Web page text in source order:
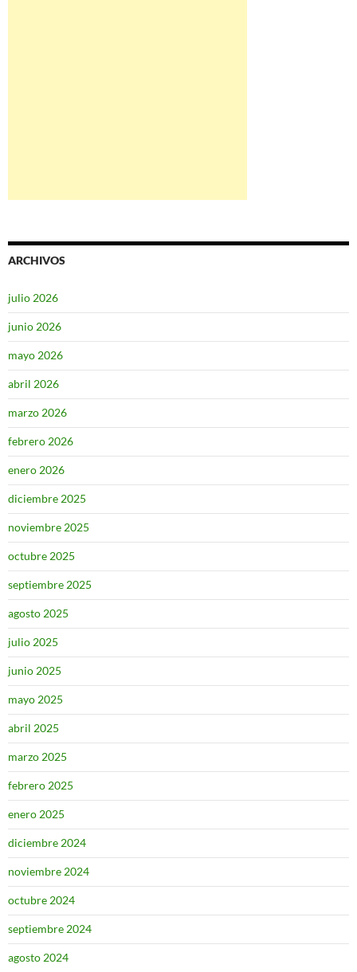
ARCHIVOS
julio 2026
junio 2026
mayo 2026
abril 2026
marzo 2026
febrero 2026
enero 2026
diciembre 2025
noviembre 2025
octubre 2025
septiembre 2025
agosto 2025
julio 2025
junio 2025
mayo 2025
abril 2025
marzo 2025
febrero 2025
enero 2025
diciembre 2024
noviembre 2024
octubre 2024
septiembre 2024
agosto 2024